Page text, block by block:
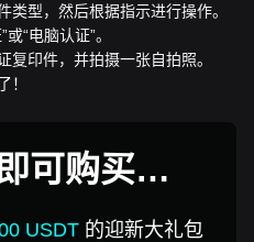
类型，然后根据指示进行操作。
“电脑认证”。
复印件，并拍摄一张自拍照。
！
可购买
USDT 的迎新大礼包